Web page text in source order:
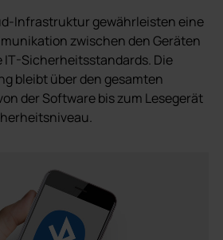
Infrastruktur gewährleisten eine
zwischen den Geräten
Sicherheitsstandards. Die
bleibt über den gesamten
der Software bis zum Lesegerät